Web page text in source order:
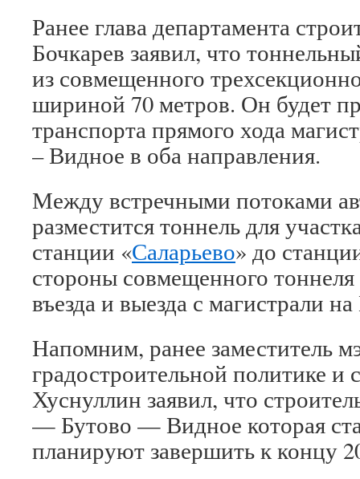
Ранее глава департамента
Бочкарев заявил, что
из совмещенного
шириной 70 метров. Он будет
транспорта прямого хода
– Видное в оба направления.
Между встречными потоками
разместится тоннель для
станции «Саларьево» до
стороны совмещенного
въезда и выезда с магистрали
Напомним, ранее заместитель
градостроительной политике и
Хуснуллин заявил, что
— Бутово — Видное которая
планируют завершить к концу